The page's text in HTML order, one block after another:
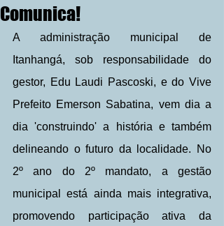
Comunica!
A administração municipal de
Itanhangá, sob responsabilidade do
gestor, Edu Laudi Pascoski, e do Vive
Prefeito Emerson Sabatina, vem dia a
dia 'construindo' a história e também
delineando o futuro da localidade. No
2º ano do 2º mandato, a gestão
municipal está ainda mais integrativa,
promovendo participação ativa da